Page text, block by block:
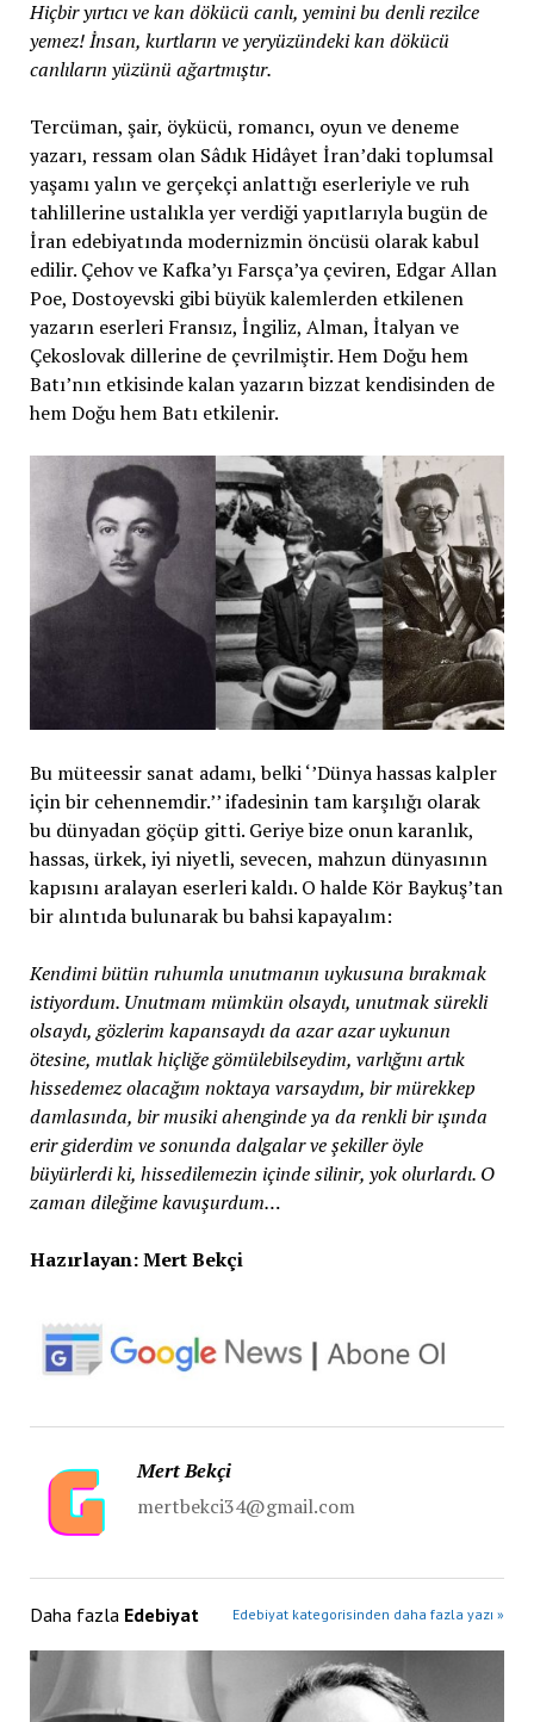
Hiçbir yırtıcı ve kan dökücü canlı, yemini bu denli rezilce
yemez! İnsan, kurtların ve yeryüzündeki kan dökücü
canlıların yüzünü ağartmıştır.
Tercüman, şair, öykücü, romancı, oyun ve deneme
yazarı, ressam olan Sâdık Hidâyet İran’daki toplumsal
yaşamı yalın ve gerçekçi anlattığı eserleriyle ve ruh
tahlillerine ustalıkla yer verdiği yapıtlarıyla bugün de
İran edebiyatında modernizmin öncüsü olarak kabul
edilir. Çehov ve Kafka’yı Farsça’ya çeviren, Edgar Allan
Poe, Dostoyevski gibi büyük kalemlerden etkilenen
yazarın eserleri Fransız, İngiliz, Alman, İtalyan ve
Çekoslovak dillerine de çevrilmiştir. Hem Doğu hem
Batı’nın etkisinde kalan yazarın bizzat kendisinden de
hem Doğu hem Batı etkilenir.
Bu müteessir sanat adamı, belki ‘’Dünya hassas kalpler
için bir cehennemdir.’’ ifadesinin tam karşılığı olarak
bu dünyadan göçüp gitti. Geriye bize onun karanlık,
hassas, ürkek, iyi niyetli, sevecen, mahzun dünyasının
kapısını aralayan eserleri kaldı. O halde Kör Baykuş’tan
bir alıntıda bulunarak bu bahsi kapayalım:
Kendimi bütün ruhumla unutmanın uykusuna bırakmak
istiyordum. Unutmam mümkün olsaydı, unutmak sürekli
olsaydı, gözlerim kapansaydı da azar azar uykunun
ötesine, mutlak hiçliğe gömülebilseydim, varlığını artık
hissedemez olacağım noktaya varsaydım, bir mürekkep
damlasında, bir musiki ahenginde ya da renkli bir ışında
erir giderdim ve sonunda dalgalar ve şekiller öyle
büyürlerdi ki, hissedilemezin içinde silinir, yok olurlardı. O
zaman dileğime kavuşurdum…
Hazırlayan: Mert Bekçi
Mert Bekçi
mertbekci34@gmail.com
Daha fazla Edebiyat Edebiyat kategorisinden daha fazla yazı »